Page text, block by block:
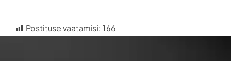
Postituse vaatamisi: 166